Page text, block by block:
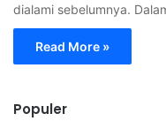
dialami sebelumnya.
Read More »
Populer